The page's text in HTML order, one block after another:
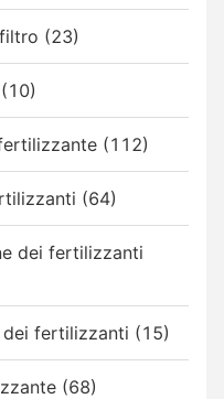
(23)
(112)
(64)
dei fertilizzanti
dei fertilizzanti (15)
(68)